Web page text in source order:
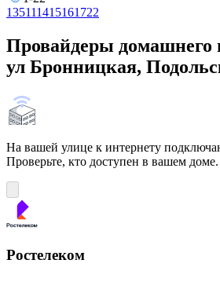
135111415161722
Провайдеры домашнего
ул Бронницкая,
На вашей улице к интернету
Проверьте, кто доступен в вашем доме.
Ростелеком